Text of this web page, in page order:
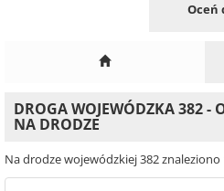
Oceń
DROGA WOJEWÓDZKA 382 -
NA DRODZE
Na drodze wojewódzkiej 382